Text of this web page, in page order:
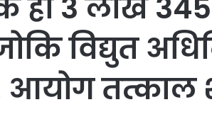
3 लाख
विद्युत
आयोग